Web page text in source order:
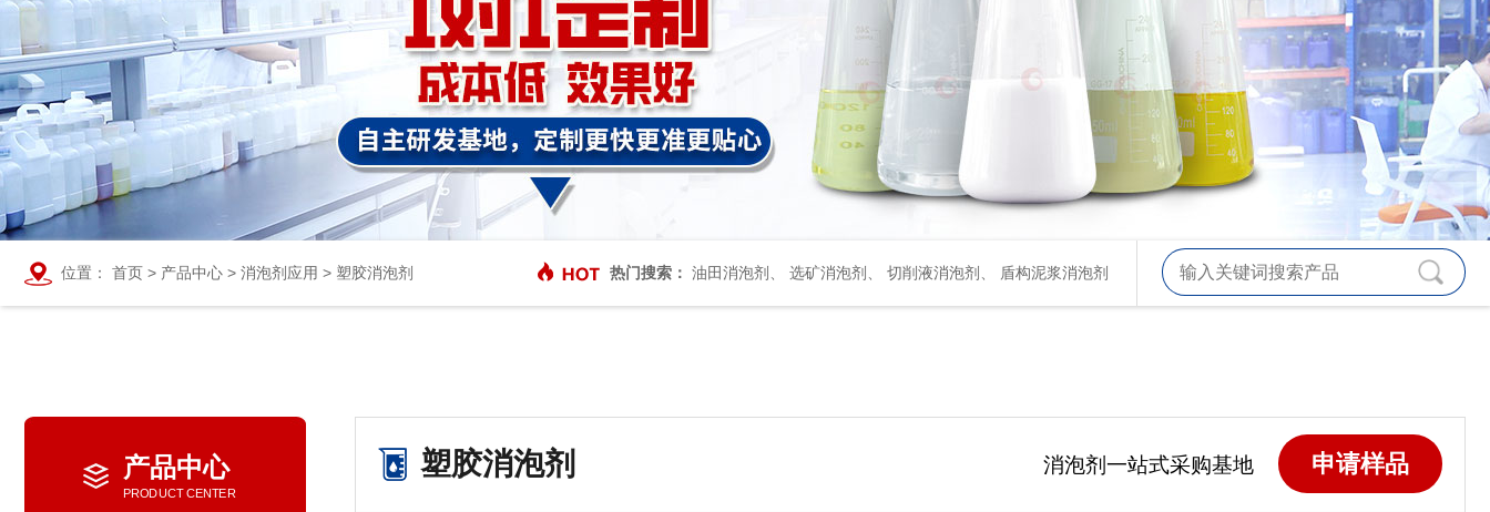
位置： 首页 > 产品中心 > 消泡剂应用 > 塑胶消泡剂 热门搜索： 油田消泡剂 选矿消泡剂 切削液消泡剂 盾构泥浆消泡剂
产品中心
PRODUCT CENTER
塑胶消泡剂 消泡剂一站式采购基地 申请样品